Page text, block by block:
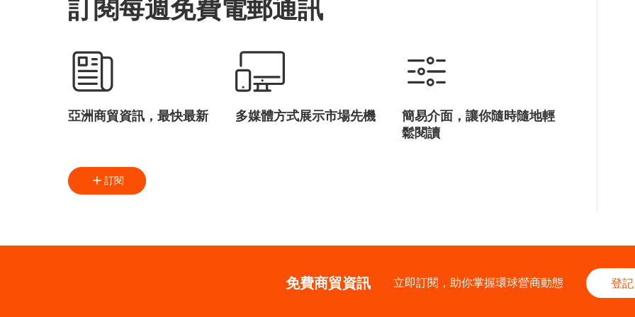
訂閱每週免費電郵通訊
亞洲商貿資訊，最快最新 多媒體方式展示市場先機
簡易介面，讓你隨時隨地輕
鬆閱讀
訂閱
免費商貿資訊 立即訂閱，助你掌握環球營商動態 登記